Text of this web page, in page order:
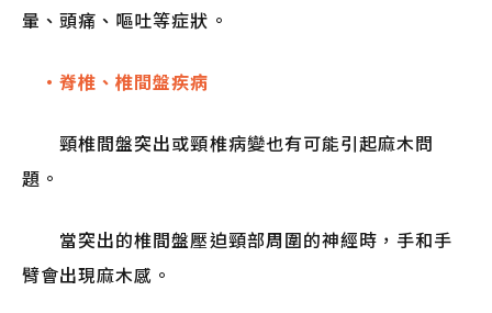
暈、頭痛、嘔吐等症狀。
・脊椎、椎間盤疾病
頸椎間盤突出或頸椎病變也有可能引起麻木問
題。
當突出的椎間盤壓迫頸部周圍的神經時，手和手
臂會出現麻木感。